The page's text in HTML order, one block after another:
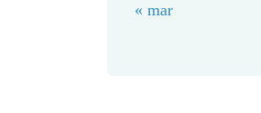
« mar